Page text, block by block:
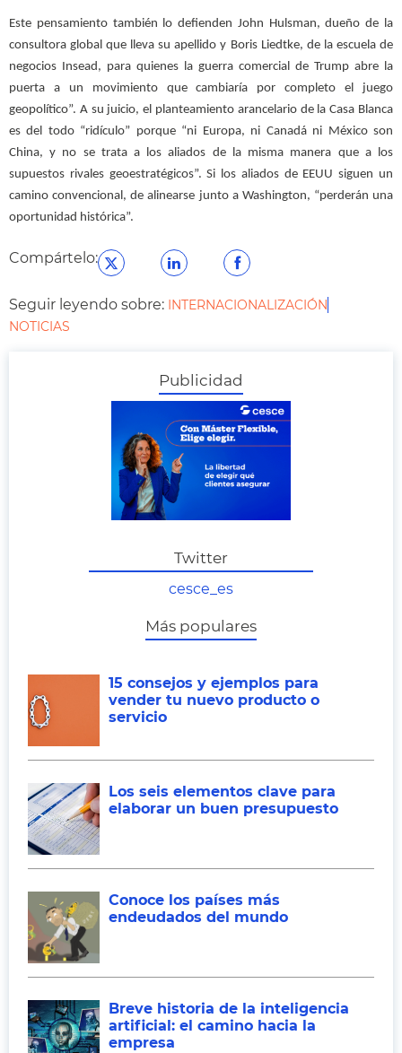
Este pensamiento también lo defienden John Hulsman, dueño de la
consultora global que lleva su apellido y Boris Liedtke, de la escuela de
negocios Insead, para quienes la guerra comercial de Trump abre la
puerta a un movimiento que cambiaría por completo el juego
geopolítico”. A su juicio, el planteamiento arancelario de la Casa Blanca
es del todo “ridículo” porque “ni Europa, ni Canadá ni México son
China, y no se trata a los aliados de la misma manera que a los
supuestos rivales geoestratégicos”. Si los aliados de EEUU siguen un
camino convencional, de alinearse junto a Washington, “perderán una
oportunidad histórica”.
Compártelo:
Seguir leyendo sobre: INTERNACIONALIZACIÓN
NOTICIAS
Publicidad
Twitter
cesce_es
Más populares
15 consejos y ejemplos para
vender tu nuevo producto o
servicio
Los seis elementos clave para
elaborar un buen presupuesto
Conoce los países más
endeudados del mundo
Breve historia de la inteligencia
artificial: el camino hacia la
empresa